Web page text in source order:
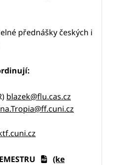
přednášky českých i
blazek@flu.cas.cz
(ke